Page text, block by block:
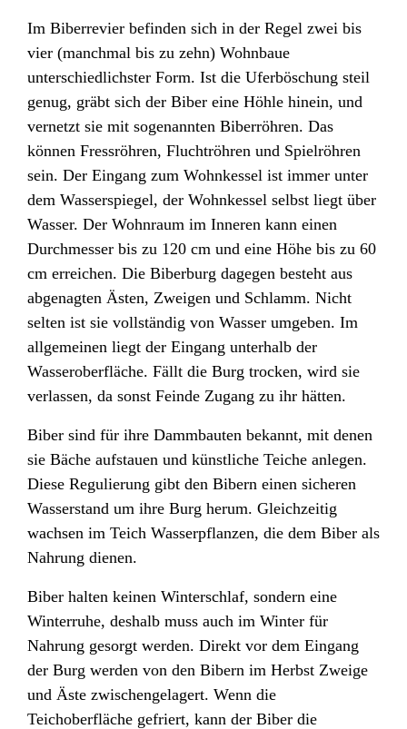
Im Biberrevier befinden sich in der Regel zwei bis
vier (manchmal bis zu zehn) Wohnbaue
unterschiedlichster Form. Ist die Uferböschung steil
genug, gräbt sich der Biber eine Höhle hinein, und
vernetzt sie mit sogenannten Biberröhren. Das
können Fressröhren, Fluchtröhren und Spielröhren
sein. Der Eingang zum Wohnkessel ist immer unter
dem Wasserspiegel, der Wohnkessel selbst liegt über
Wasser. Der Wohnraum im Inneren kann einen
Durchmesser bis zu 120 cm und eine Höhe bis zu 60
cm erreichen. Die Biberburg dagegen besteht aus
abgenagten Ästen, Zweigen und Schlamm. Nicht
selten ist sie vollständig von Wasser umgeben. Im
allgemeinen liegt der Eingang unterhalb der
Wasseroberfläche. Fällt die Burg trocken, wird sie
verlassen, da sonst Feinde Zugang zu ihr hätten.
Biber sind für ihre Dammbauten bekannt, mit denen
sie Bäche aufstauen und künstliche Teiche anlegen.
Diese Regulierung gibt den Bibern einen sicheren
Wasserstand um ihre Burg herum. Gleichzeitig
wachsen im Teich Wasserpflanzen, die dem Biber als
Nahrung dienen.
Biber halten keinen Winterschlaf, sondern eine
Winterruhe, deshalb muss auch im Winter für
Nahrung gesorgt werden. Direkt vor dem Eingang
der Burg werden von den Bibern im Herbst Zweige
und Äste zwischengelagert. Wenn die
Teichoberfläche gefriert, kann der Biber die